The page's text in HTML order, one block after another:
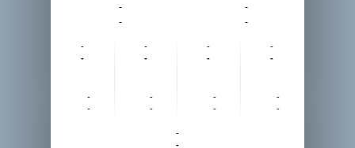
-
-
-
-
-
-
-
-
-
-
-
-
-
-
-
-
-
-
-
-
-
-